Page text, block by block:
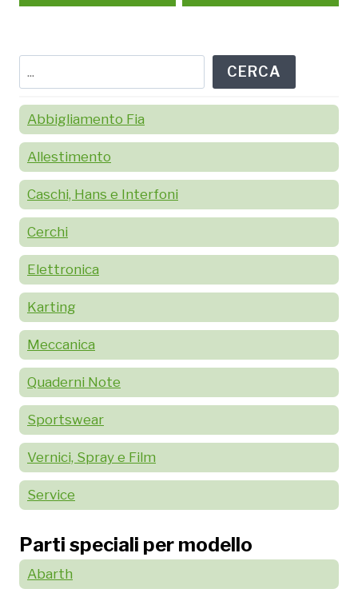
CERCA
Abbigliamento Fia
Allestimento
Caschi, Hans e Interfoni
Cerchi
Elettronica
Karting
Meccanica
Quaderni Note
Sportswear
Vernici, Spray e Film
Service
Parti speciali per modello
Abarth